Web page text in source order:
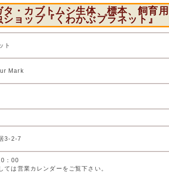
・カブトムシ生体、標本、飼育
『くわかぶプラネット』
ト
Mark
3-2-7
：00
ては営業カレンダーをご覧下さい。